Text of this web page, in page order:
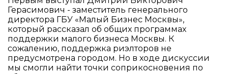
Герасимович - заместитель генерального
директора ГБУ «Малый Бизнес Москвы»,
который рассказал об общих программах
поддержки малого бизнеса Москвы. К
сожалению, поддержка риэлторов не
предусмотрена городом. Но в ходе дискуссии
мы смогли найти точки соприкосновения по